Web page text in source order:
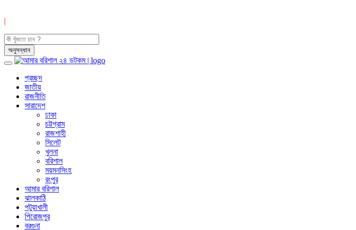
|
প্রচ্ছদ
জাতীয়
রাজনীতি
সারাদেশ
ঢাকা
চট্টগ্রাম
রাজশাহী
সিলেট
খুলনা
বরিশাল
ময়মনসিংহ
রংপুর
আমার বরিশাল
ঝালকাঠি
পটুয়াখালী
পিরোজপুর
বরগুনা